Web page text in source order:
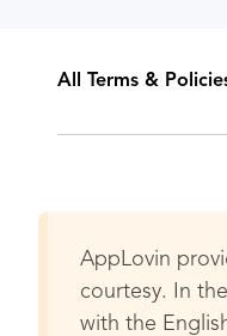
All Terms &
AppLovin
courtesy. In
with the